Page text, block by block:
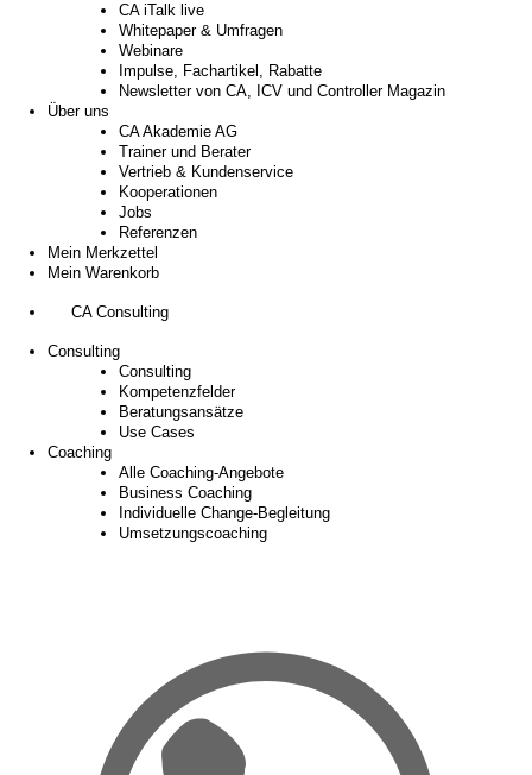
CA iTalk live
Whitepaper & Umfragen
Webinare
Impulse, Fachartikel, Rabatte
Newsletter von CA, ICV und Controller Magazin
Über uns
CA Akademie AG
Trainer und Berater
Vertrieb & Kundenservice
Kooperationen
Jobs
Referenzen
Mein Merkzettel
Mein Warenkorb
CA Consulting
Consulting
Consulting
Kompetenzfelder
Beratungsansätze
Use Cases
Coaching
Alle Coaching-Angebote
Business Coaching
Individuelle Change-Begleitung
Umsetzungscoaching